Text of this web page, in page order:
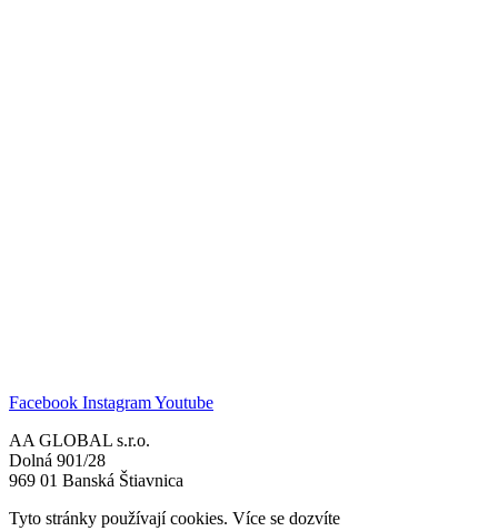
Facebook InstagramYoutube
AA GLOBAL s.r.o.
Dolná 901/28
969 01 Banská Štiavnica
Tyto stránky používají cookies. Více se dozvíte